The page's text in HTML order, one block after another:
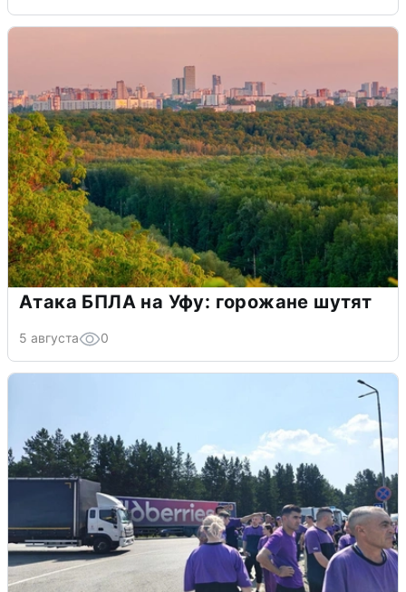
Атака БПЛА на Уфу: горожане шутят
5 августа 0